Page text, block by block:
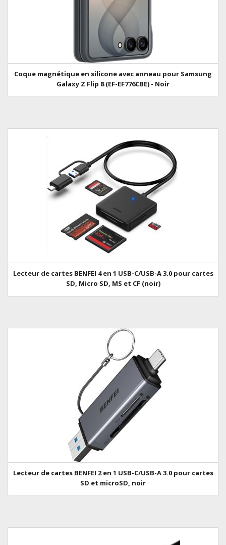
Coque magnétique en silicone avec anneau pour Samsung
Galaxy Z Flip 8 (EF-EF776CBE) - Noir
Lecteur de cartes BENFEI 4 en 1 USB-C/USB-A 3.0 pour cartes
SD, Micro SD, MS et CF (noir)
Lecteur de cartes BENFEI 2 en 1 USB-C/USB-A 3.0 pour cartes
SD et microSD, noir